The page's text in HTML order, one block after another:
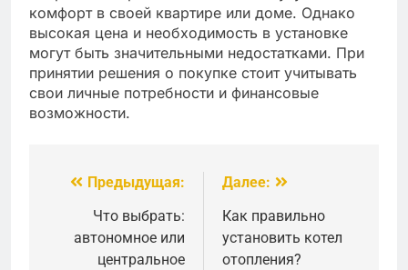
комфорт в своей квартире или доме. Однако
высокая цена и необходимость в установке
могут быть значительными недостатками. При
принятии решения о покупке стоит учитывать
свои личные потребности и финансовые
возможности.
Навигация
записям
Предыдущая:
Что выбрать:
автономное или
центральное
Далее:
Как правильно
установить котел
отопления?